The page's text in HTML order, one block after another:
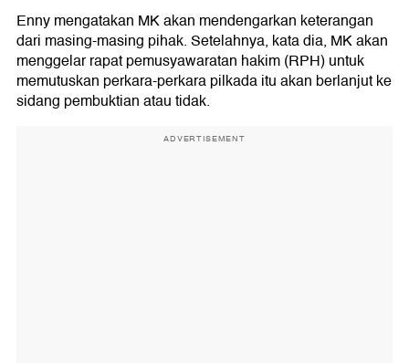
Enny mengatakan MK akan mendengarkan keterangan
dari masing-masing pihak. Setelahnya, kata dia, MK akan
menggelar rapat pemusyawaratan hakim (RPH) untuk
memutuskan perkara-perkara pilkada itu akan berlanjut ke
sidang pembuktian atau tidak.
ADVERTISEMENT